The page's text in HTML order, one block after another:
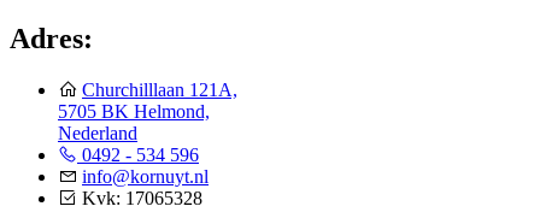
Adres:
Churchilllaan 121A,
5705 BK Helmond,
Nederland
0492 - 534 596
info@kornuyt.nl
Kvk: 17065328